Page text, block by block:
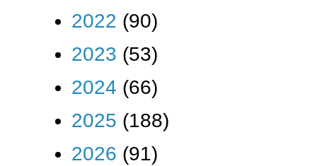
2022 (90)
2023 (53)
2024 (66)
2025 (188)
2026 (91)